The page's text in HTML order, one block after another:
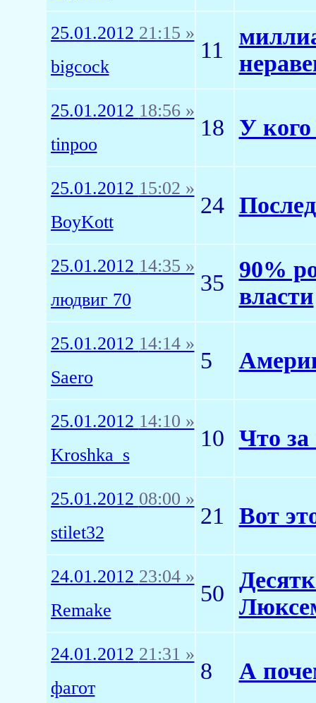
25.01.2012 21:15 »
bigcock
11
25.01.2012 18:56 »
tinpoo
18 У
25.01.2012 15:02 »
BoyKott
24
25.01.2012 14:35 »
людвиг 70
35
90%
власти
25.01.2012 14:14 »
Saero
5
25.01.2012 14:10 »
Kroshka_s
10 Что
25.01.2012 08:00 »
stilet32
21 Вот
24.01.2012 23:04 »
Remake
50
24.01.2012 21:31 »
фагот
8 А